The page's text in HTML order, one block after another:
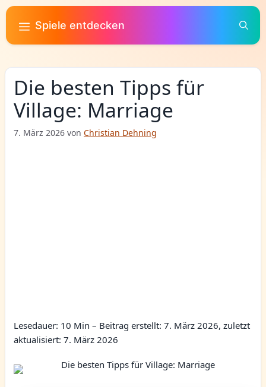
Zum
Inhalt
springen
Spiele entdecken
Die besten Tipps für
Village: Marriage
7. März 2026 von Christian Dehning
Lesedauer: 10 Min – Beitrag erstellt: 7. März 2026, zuletzt
aktualisiert: 7. März 2026